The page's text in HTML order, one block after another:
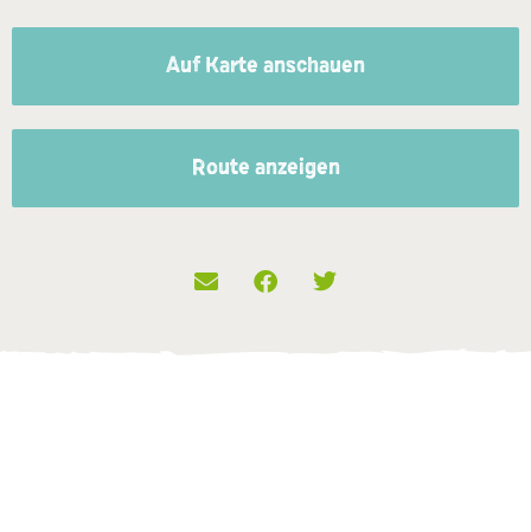
Auf Karte anschauen
Route anzeigen